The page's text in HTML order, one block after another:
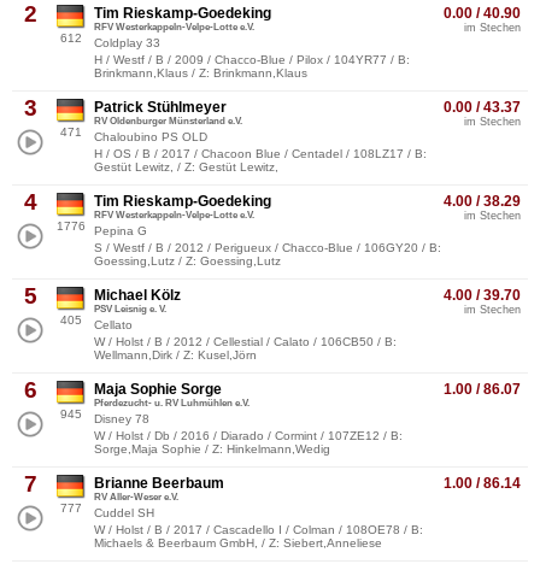
2
612
0.00 / 40.90
im Stechen
Tim Rieskamp-Goedeking
RFV Westerkappeln-Velpe-Lotte e.V.
Coldplay 33
H / Westf / B / 2009 / Chacco-Blue / Pilox / 104YR77 / B:
Brinkmann,Klaus / Z: Brinkmann,Klaus
3
471
0.00 / 43.37
im Stechen
Patrick Stühlmeyer
RV Oldenburger Münsterland e.V.
Chaloubino PS OLD
H / OS / B / 2017 / Chacoon Blue / Centadel / 108LZ17 / B:
Gestüt Lewitz, / Z: Gestüt Lewitz,
4
1776
4.00 / 38.29
im Stechen
Tim Rieskamp-Goedeking
RFV Westerkappeln-Velpe-Lotte e.V.
Pepina G
S / Westf / B / 2012 / Perigueux / Chacco-Blue / 106GY20 / B:
Goessing,Lutz / Z: Goessing,Lutz
5
405
4.00 / 39.70
im Stechen
Michael Kölz
PSV Leisnig e. V.
Cellato
W / Holst / B / 2012 / Cellestial / Calato / 106CB50 / B:
Wellmann,Dirk / Z: Kusel,Jörn
6
945
1.00 / 86.07
Maja Sophie Sorge
Pferdezucht- u. RV Luhmühlen e.V.
Disney 78
W / Holst / Db / 2016 / Diarado / Cormint / 107ZE12 / B:
Sorge,Maja Sophie / Z: Hinkelmann,Wedig
7
777
1.00 / 86.14
Brianne Beerbaum
RV Aller-Weser e.V.
Cuddel SH
W / Holst / B / 2017 / Cascadello I / Colman / 108OE78 / B:
Michaels & Beerbaum GmbH, / Z: Siebert,Anneliese